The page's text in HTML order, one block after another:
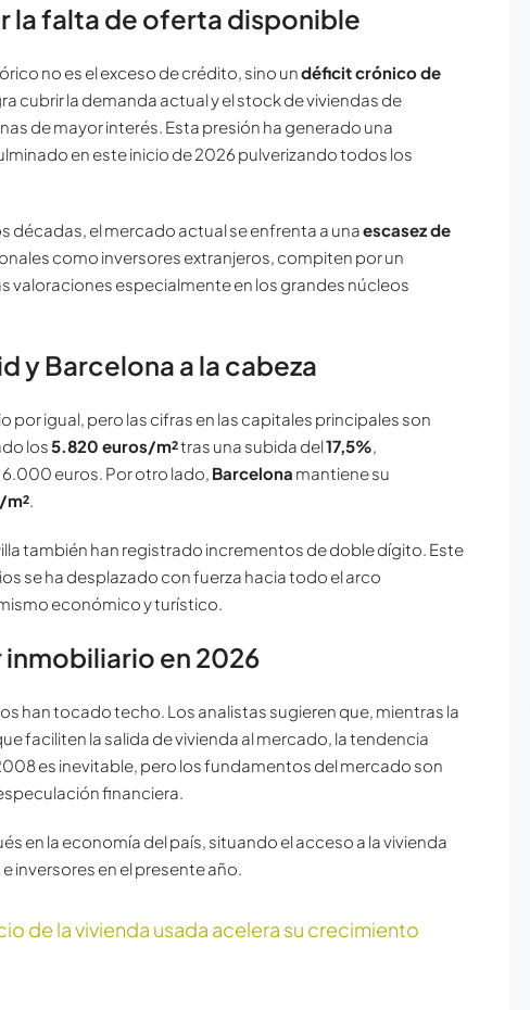
la falta de oferta disponible
no es el exceso de crédito, sino undéficit crónico de
cubrir la demanda actual y el stock de viviendas de
de mayor interés. Esta presión ha generado una
en este inicio de 2026 pulverizando todos los
décadas, el mercado actual se enfrenta a unaescasez de
como inversores extranjeros, compiten por un
valoraciones especialmente en los grandes núcleos
y Barcelona a la cabeza
igual, pero las cifras en las capitales principales son
los5.820 euros/m²tras una subida del17,5%,
euros. Por otro lado, Barcelona mantiene su
m².
también han registrado incrementos de doble dígito. Este
se ha desplazado con fuerza hacia todo el arco
económico y turístico.
en 2026
han tocado techo. Los analistas sugieren que, mientras la
faciliten la salida de vivienda al mercado, la tendencia
es inevitable, pero los fundamentos del mercado son
financiera.
en la economía del país, situando el acceso a la vivienda
inversores en el presente año.
de la vivienda usada acelera su crecimiento